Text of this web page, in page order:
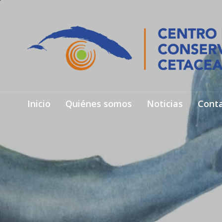
Inicio Quiénes somos Noticias